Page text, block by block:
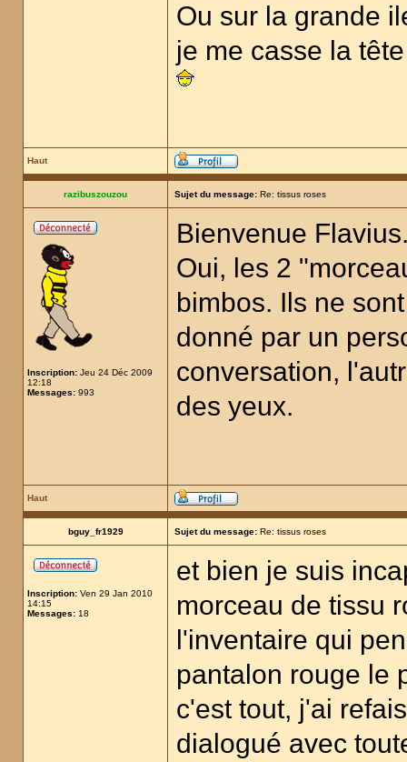
Ou sur la grande
je me casse la
Haut
razibuszouzou Sujet du message: Re: tissus roses
Inscription: Jeu 24 Déc 2009
12:18
Messages: 993
Bienvenue
Oui, les 2
bimbos. Ils ne
donné par un
conversation,
des yeux.
Haut
bguy_fr1929 Sujet du message: Re: tissus roses
Inscription: Ven 29 Jan 2010
14:15
Messages: 18
et bien je suis
morceau de tissu
l'inventaire qui
pantalon rouge le
c'est tout, j'ai
dialogué avec